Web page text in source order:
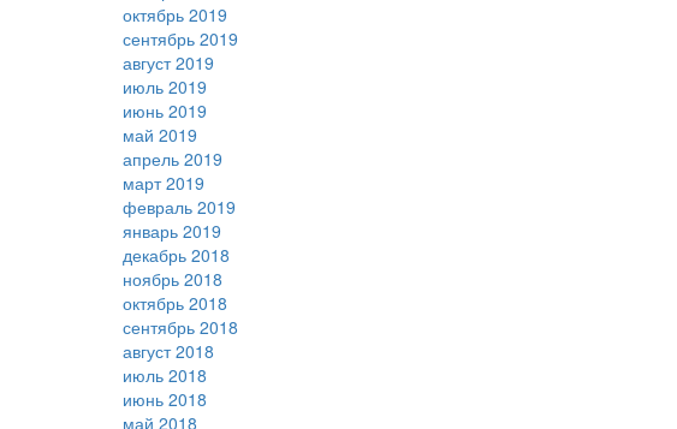
октябрь 2019
сентябрь 2019
август 2019
июль 2019
июнь 2019
май 2019
апрель 2019
март 2019
февраль 2019
январь 2019
декабрь 2018
ноябрь 2018
октябрь 2018
сентябрь 2018
август 2018
июль 2018
июнь 2018
май 2018